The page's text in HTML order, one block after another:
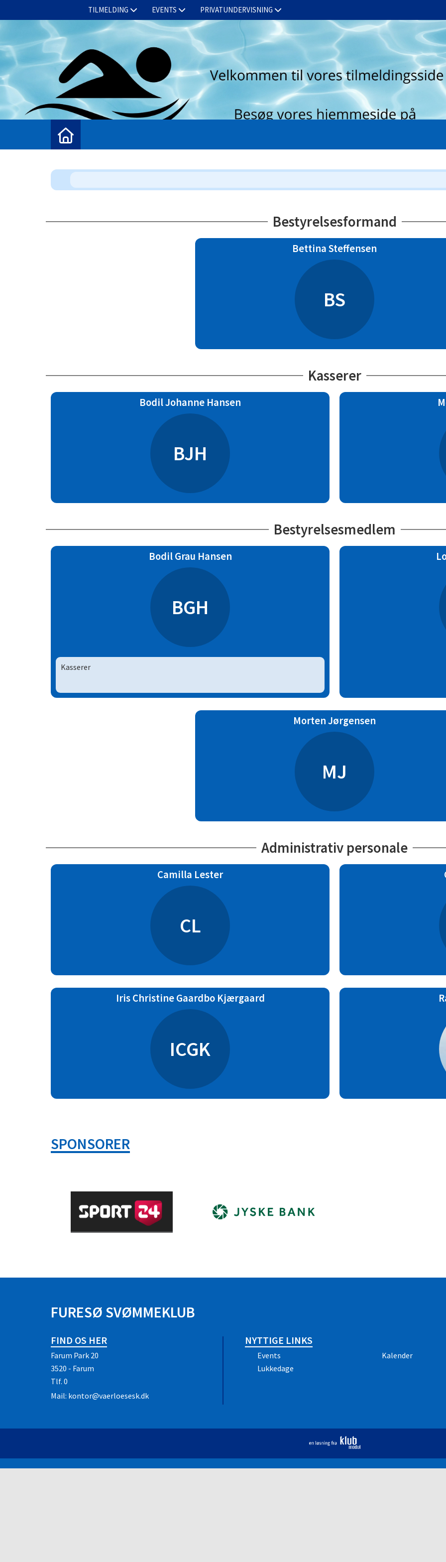
BETINGELSER SHOP KONTAKT LUKKEDAGE
TILMELDING EVENTS PRIVATUNDERVISNING
Bestyrelsesformand
Bettina Steffensen
BS
Kasserer
Bodil Johanne Hansen
BJH
Bestyrelsesmedlem
Bodil Grau Hansen
BGH
Kasserer
Morten Jørgensen
MJ
Administrativ personale
Camilla Lester
CL
Iris Christine Gaardbo Kjærgaard
ICGK
SPONSORER
FURESØ SVØMMEKLUB
FIND OS HER
Farum Park 20
3520 - Farum
Tlf. 0
Mail: kontor@vaerloesesk.dk
NYTTIGE LINKS
Events Kalender
Lukkedage